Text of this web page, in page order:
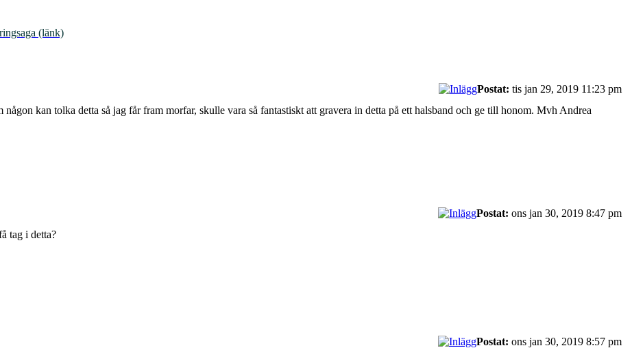
(länk)
Postat: tis jan 29, 2019 11:23 pm
kan tolka detta så jag får fram morfar, skulle vara så fantastiskt att gravera in detta på ett halsband och ge till honom. Mvh Andrea
Postat: ons jan 30, 2019 8:47 pm
tag i detta?
Postat: ons jan 30, 2019 8:57 pm